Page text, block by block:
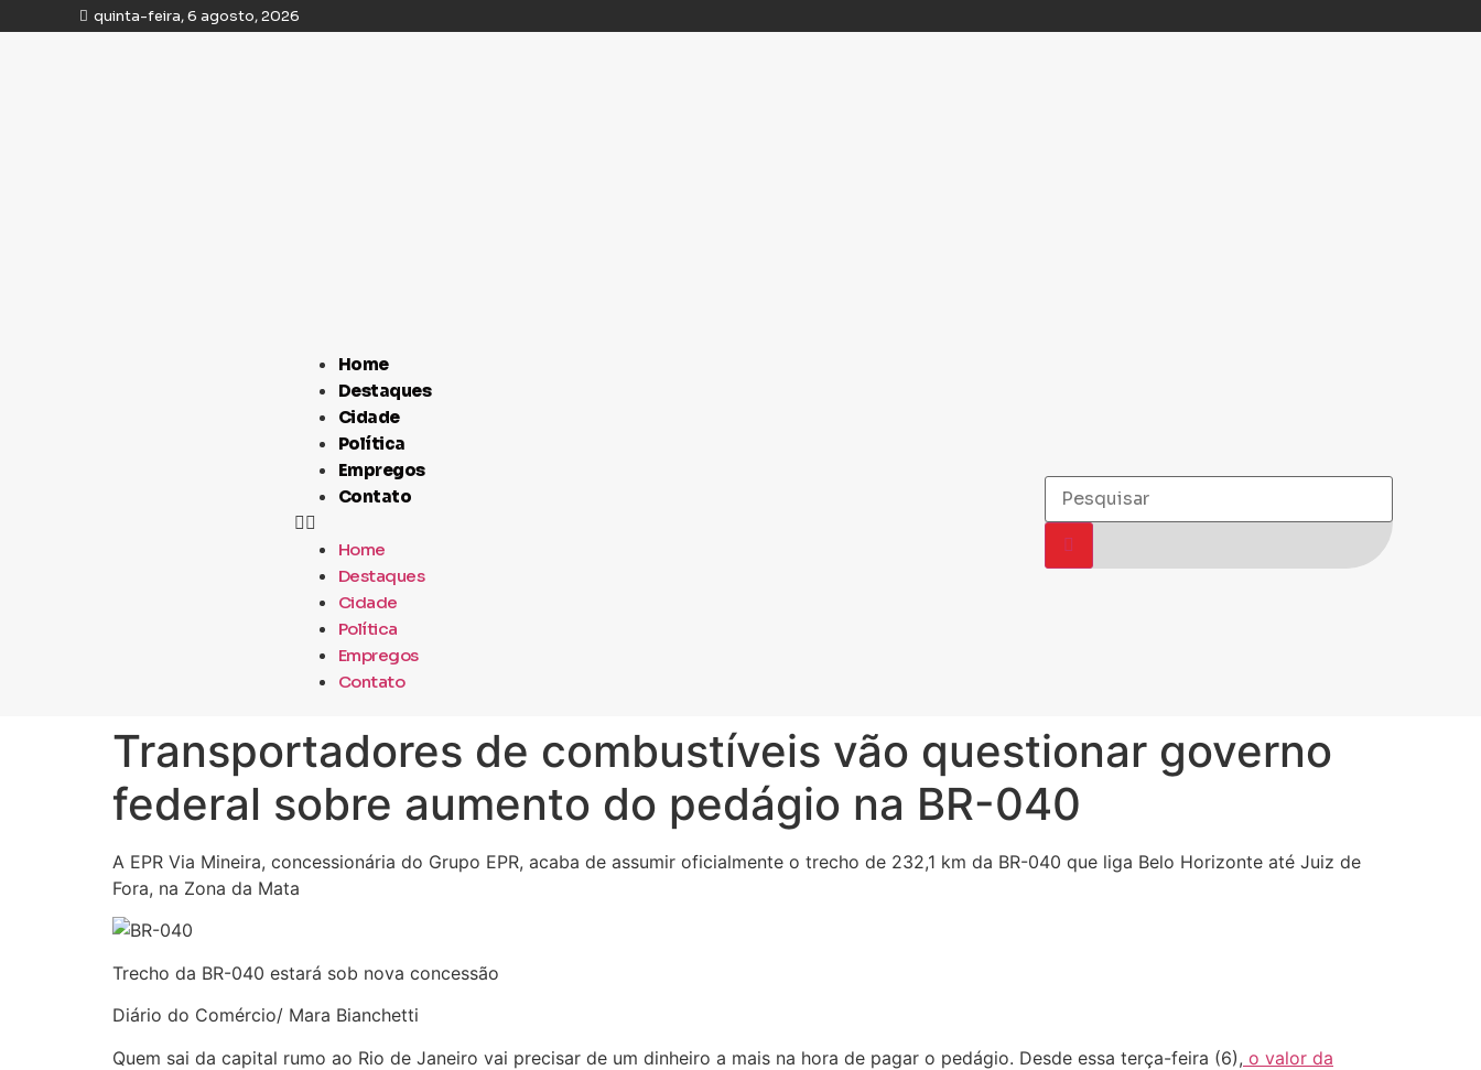
quinta-feira, 6 agosto, 2026
Home
Destaques
Cidade
Política
Empregos
Contato
Home
Destaques
Cidade
Política
Empregos
Contato
Transportadores de combustíveis vão questionar governo
federal sobre aumento do pedágio na BR-040
A EPR Via Mineira, concessionária do Grupo EPR, acaba de assumir oficialmente o trecho de 232,1 km da BR-040 que liga Belo Horizonte até Juiz de
Fora, na Zona da Mata
Trecho da BR-040 estará sob nova concessão
Diário do Comércio/ Mara Bianchetti
Quem sai da capital rumo ao Rio de Janeiro vai precisar de um dinheiro a mais na hora de pagar o pedágio. Desde essa terça-feira (6), o valor da